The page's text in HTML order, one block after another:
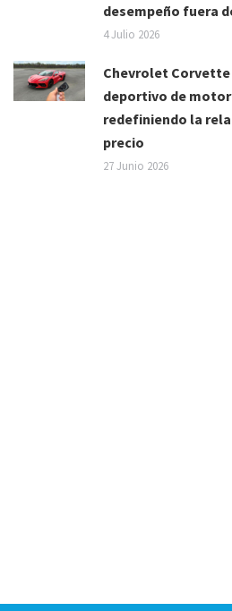
desempeño fuera
4 Julio 2026
Chevrolet Corvette
deportivo de
redefiniendo la
precio
27 Junio 2026